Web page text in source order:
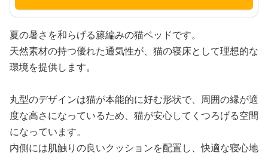
夏の暑さを和らげる籐編みの猫ベッドです。
天然素材の持つ優れた通気性が、猫の寝床として理想的な
環境を提供します。
丸型のデザインは猫が本能的に好む形状で、周囲の縁が適
度な高さになっているため、猫が安心してくつろげる空間
になっています。
内側には肌触りの良いクッションを配置し、快適な寝心地